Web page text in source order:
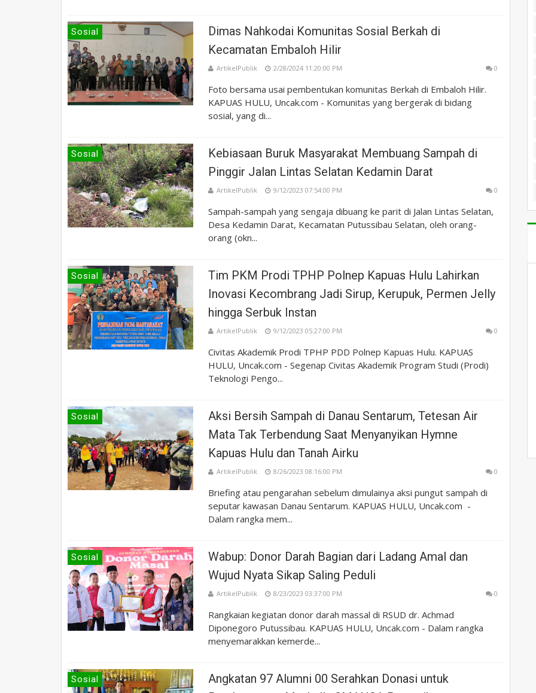
Sosial
Dimas Nahkodai Komunitas Sosial Berkah di
Kecamatan Embaloh Hilir
ArtikelPublik 2/28/2024 11:20:00 PM 0
Foto bersama usai pembentukan komunitas Berkah di Embaloh Hilir.
KAPUAS HULU, Uncak.com - Komunitas yang bergerak di bidang
sosial, yang di...
Sosial
Kebiasaan Buruk Masyarakat Membuang Sampah di
Pinggir Jalan Lintas Selatan Kedamin Darat
ArtikelPublik 9/12/2023 07:54:00 PM 0
Sampah-sampah yang sengaja dibuang ke parit di Jalan Lintas Selatan,
Desa Kedamin Darat, Kecamatan Putussibau Selatan, oleh orang-
orang (okn...
Sosial
Tim PKM Prodi TPHP Polnep Kapuas Hulu Lahirkan
Inovasi Kecombrang Jadi Sirup, Kerupuk, Permen Jelly
hingga Serbuk Instan
ArtikelPublik 9/12/2023 05:27:00 PM 0
Civitas Akademik Prodi TPHP PDD Polnep Kapuas Hulu. KAPUAS
HULU, Uncak.com - Segenap Civitas Akademik Program Studi (Prodi)
Teknologi Pengo...
Sosial
Aksi Bersih Sampah di Danau Sentarum, Tetesan Air
Mata Tak Terbendung Saat Menyanyikan Hymne
Kapuas Hulu dan Tanah Airku
ArtikelPublik 8/26/2023 08:16:00 PM 0
Briefing atau pengarahan sebelum dimulainya aksi pungut sampah di
seputar kawasan Danau Sentarum. KAPUAS HULU, Uncak.com -
Dalam rangka mem...
Sosial
Wabup: Donor Darah Bagian dari Ladang Amal dan
Wujud Nyata Sikap Saling Peduli
ArtikelPublik 8/23/2023 03:37:00 PM 0
Rangkaian kegiatan donor darah massal di RSUD dr. Achmad
Diponegoro Putussibau. KAPUAS HULU, Uncak.com - Dalam rangka
menyemarakkan kemerde...
Sosial
Angkatan 97 Alumni 00 Serahkan Donasi untuk